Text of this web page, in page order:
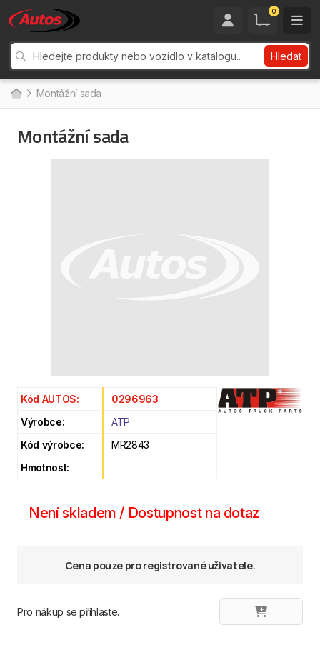
0
Hledat
Montážní sada
Montážní sada
Kód AUTOS:
0296963
Výrobce:
ATP
Kód výrobce:
MR2843
Hmotnost:
Není skladem / Dostupnost na dotaz
Cena pouze pro registrované uživatele.
Pro nákup se přihlaste.